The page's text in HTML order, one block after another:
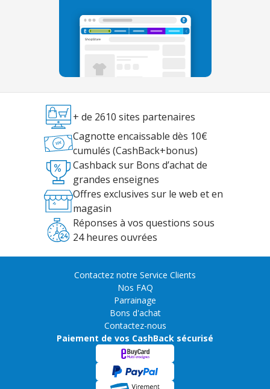
+ de 2610 sites partenaires
Cagnotte encaissable dès 10€
cumulés (CashBack+bonus)
Cashback sur Bons d’achat de
grandes enseignes
Offres exclusives sur le web et en
magasin
Réponses à vos questions sous
24 heures ouvrées
Contactez notre Service Clients
Nos FAQ
Parrainage
Bons d'achat
Contactez-nous
Paiement de vos CashBack sécurisé